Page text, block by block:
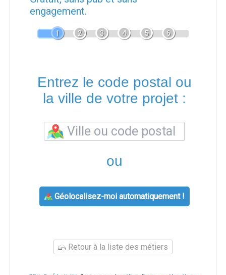
engagement.
1 2 3 4 5 6
Entrez le code postal ou
la ville de votre projet :
ou
Géolocalisez-moi automatiquement !
Retour à la liste des métiers